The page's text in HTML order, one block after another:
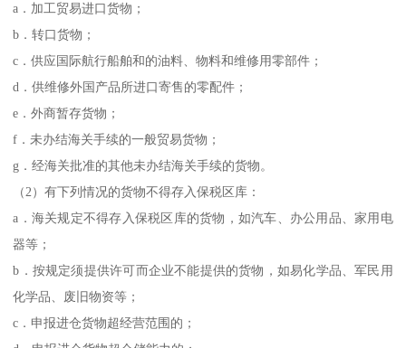
a．加工贸易进口货物；
b．转口货物；
c．供应国际航行船舶和的油料、物料和维修用零部件；
d．供维修外国产品所进口寄售的零配件；
e．外商暂存货物；
f．未办结海关手续的一般贸易货物；
g．经海关批准的其他未办结海关手续的货物。
（2）有下列情况的货物不得存入保税区库：
a．海关规定不得存入保税区库的货物，如汽车、办公用品、家用电
器等；
b．按规定须提供许可而企业不能提供的货物，如易化学品、军民用
化学品、废旧物资等；
c．申报进仓货物超经营范围的；